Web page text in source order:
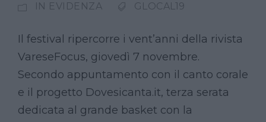
IN EVIDENZA GLOCAL19
Il festival ripercorre i vent’anni della rivista
VareseFocus, giovedì 7 novembre.
Secondo appuntamento con il canto corale
e il progetto Dovesicanta.it, terza serata
dedicata al grande basket con la